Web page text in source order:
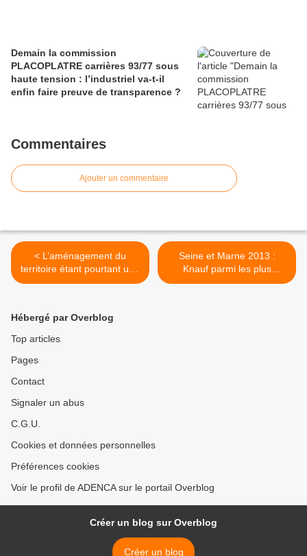
Demain la commission
PLACOPLATRE carrières 93/77 sous
haute tension : l’industriel va-t-il
enfin faire preuve de transparence ?
Commentaires
Ajouter un commentaire
< L’aménagement du
territoire étant pourtant une
compétence de la région
Marne parlent peu ou
même pas de ce sujet.
Seine et Marne 2013 :
Knauf parmi les plus
importants émetteurs de
Hébergé par Overblog
Top articles
Pages
Contact
Signaler un abus
C.G.U.
Cookies et données personnelles
Préférences cookies
Voir le profil de ADENCA sur le portail Overblog
Créer un blog sur Overblog
Créer un blog